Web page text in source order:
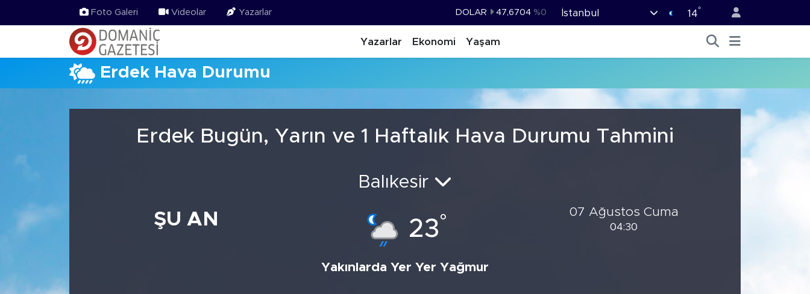
Foto Galeri Videolar Yazarlar DOLAR 47,6704 %0
STERLİN 64,2143 %0
BİST100 13.799
İstanbul 14°
Yazarlar Ekonomi Yaşam
Erdek Hava Durumu
Erdek Bugün, Yarın ve 1 Haftalık Hava Durumu Tahmini
ŞU AN
Balıkesir
23°
Yakınlarda Yer Yer Yağmur
07 Ağustos Cuma
04:30